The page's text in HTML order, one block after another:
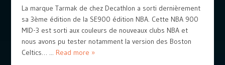
La marque Tarmak de chez Decathlon a sorti dernièrement
sa 3ème édition de la SE900 édition NBA. Cette NBA 900
MID-3 est sorti aux couleurs de nouveaux clubs NBA et
nous avons pu tester notamment la version des Boston
Celtics… ... Read more »